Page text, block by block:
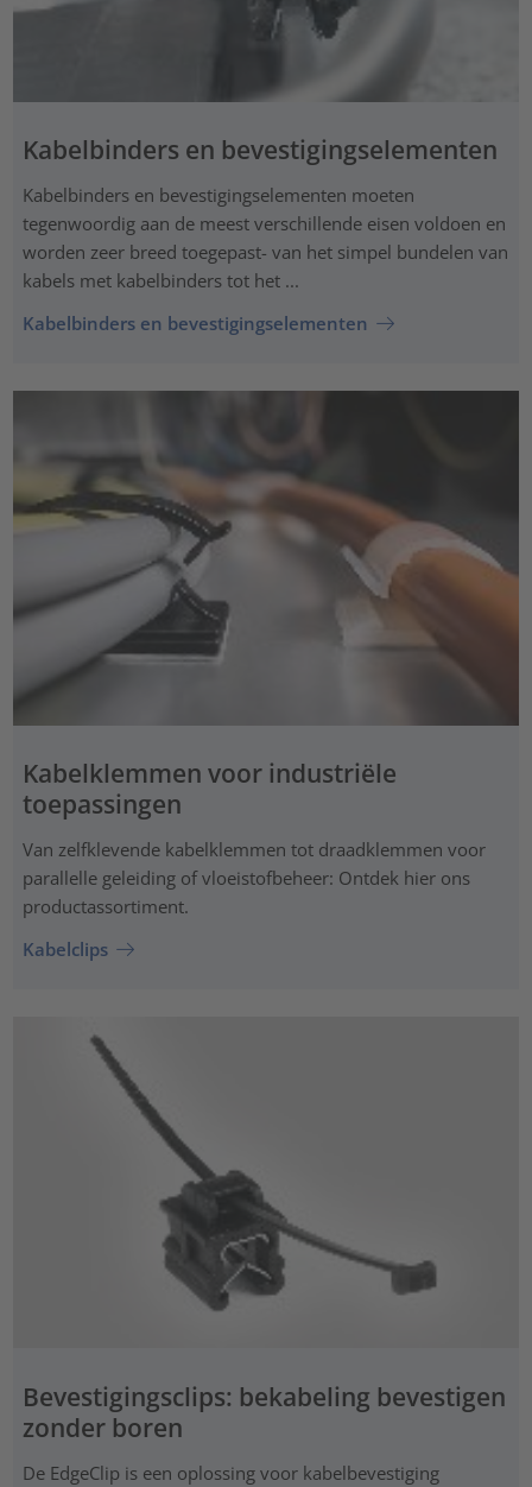
Kabelbinders en bevestigingselementen
Kabelbinders en bevestigingselementen moeten
tegenwoordig aan de meest verschillende eisen voldoen en
worden zeer breed toegepast- van het simpel bundelen van
kabels met kabelbinders tot het ...
Kabelbinders en bevestigingselementen
Kabelklemmen voor industriële
toepassingen
Van zelfklevende kabelklemmen tot draadklemmen voor
parallelle geleiding of vloeistofbeheer: Ontdek hier ons
productassortiment.
Kabelclips
Bevestigingsclips: bekabeling bevestigen
zonder boren
De EdgeClip is een oplossing voor kabelbevestiging